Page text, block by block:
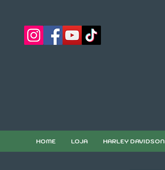
HOME LOJA HARLEY DAVIDSON